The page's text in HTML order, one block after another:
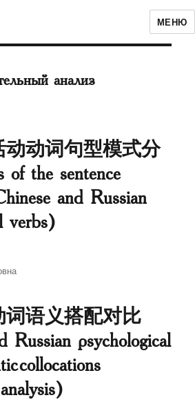
МЕНЮ
анализ
动动词句型模式分
the sentence
and Russian
verbs)
词语义搭配对比
Russian psychological
collocations